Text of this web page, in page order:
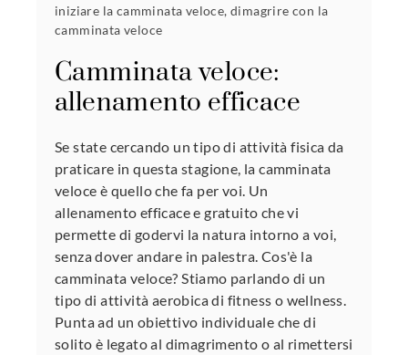
iniziare la camminata veloce,dimagrire con la
camminata veloce
Camminata veloce:
allenamento efficace
Se state cercando un tipo di attività fisica da
praticare in questa stagione, la camminata
veloce è quello che fa per voi. Un
allenamento efficace e gratuito che vi
permette di godervi la natura intorno a voi,
senza dover andare in palestra. Cos'è la
camminata veloce? Stiamo parlando di un
tipo di attività aerobica di fitness o wellness.
Punta ad un obiettivo individuale che di
solito è legato al dimagrimento o al rimettersi